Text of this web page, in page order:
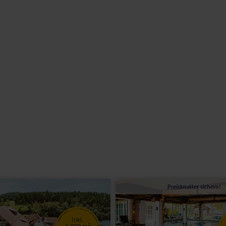
für eine Person.
Inkl.
Preisknaller sichern!